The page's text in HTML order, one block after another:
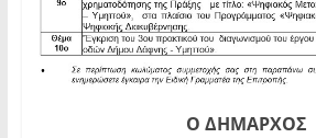
Ο ΔΗΜΑΡΧΟΣ